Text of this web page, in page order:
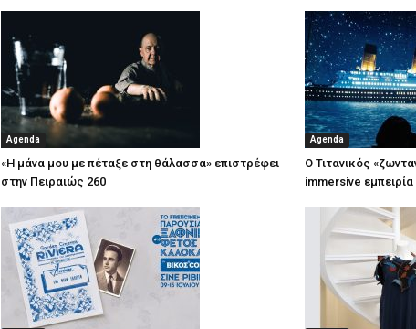
Agenda
«Η μάνα μου με πέταξε στη θάλασσα» επιστρέφει
στην Πειραιώς 260
Agenda
Ο Τιτανικός
immersive